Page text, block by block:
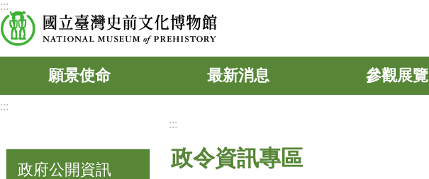
跳到主要內容區塊
:::
願景使命 最新消息 參觀展覽
:::
政府公開資訊
:::
政令資訊專區